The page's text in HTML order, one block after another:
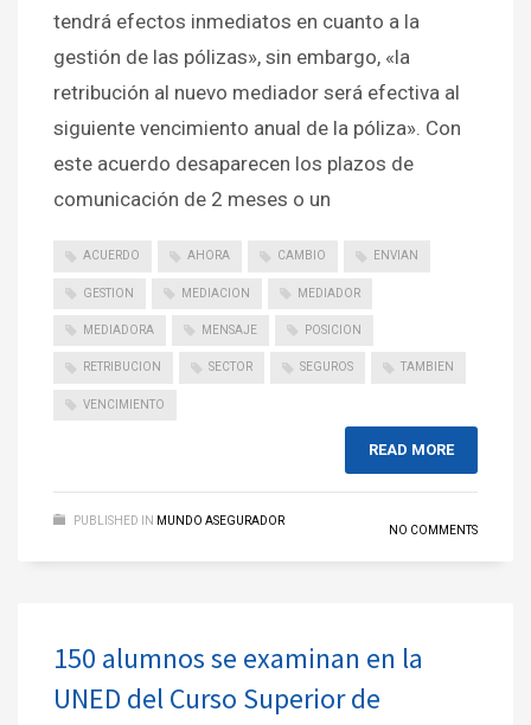
tendrá efectos inmediatos en cuanto a la
gestión de las pólizas», sin embargo, «la
retribución al nuevo mediador será efectiva al
siguiente vencimiento anual de la póliza». Con
este acuerdo desaparecen los plazos de
comunicación de 2 meses o un
ACUERDO AHORA CAMBIO ENVIAN
GESTION MEDIACION MEDIADOR
MEDIADORA MENSAJE POSICION
RETRIBUCION SECTOR SEGUROS TAMBIEN
VENCIMIENTO
READ MORE
PUBLISHED IN MUNDO ASEGURADOR
NO COMMENTS
150 alumnos se examinan en la
UNED del Curso Superior de